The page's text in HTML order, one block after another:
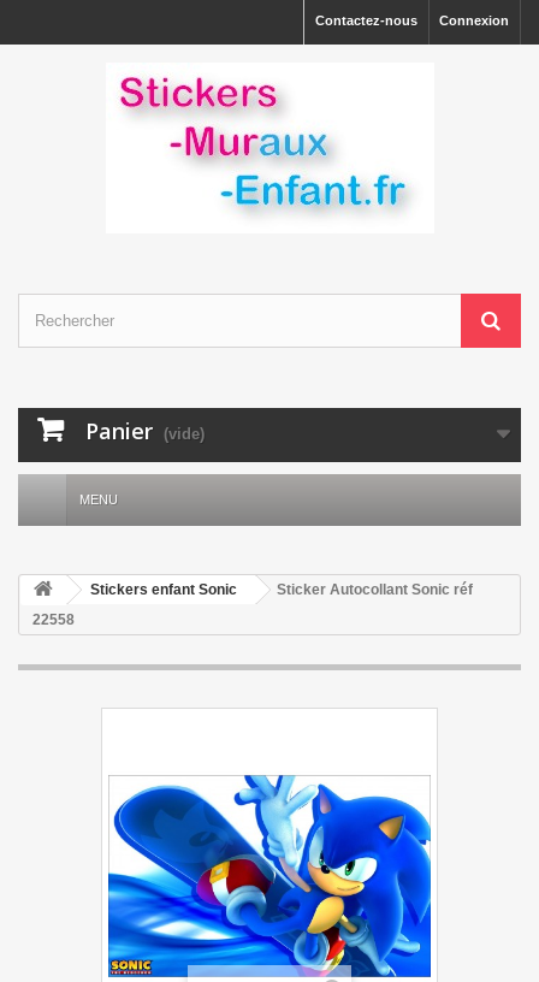
Connexion
Contactez-nous
Panier (vide)
MENU
Stickers enfant Sonic
Sticker Autocollant Sonic réf
22558